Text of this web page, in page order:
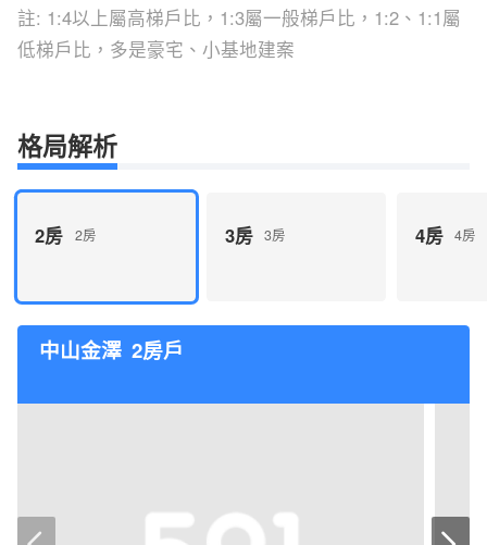
註: 1:4以上屬高梯戶比，1:3屬一般梯戶比，1:2、1:1屬
低梯戶比，多是豪宅、小基地建案
格局解析
2房 2房 3房 3房 4房 4房
中山金澤 2房戶